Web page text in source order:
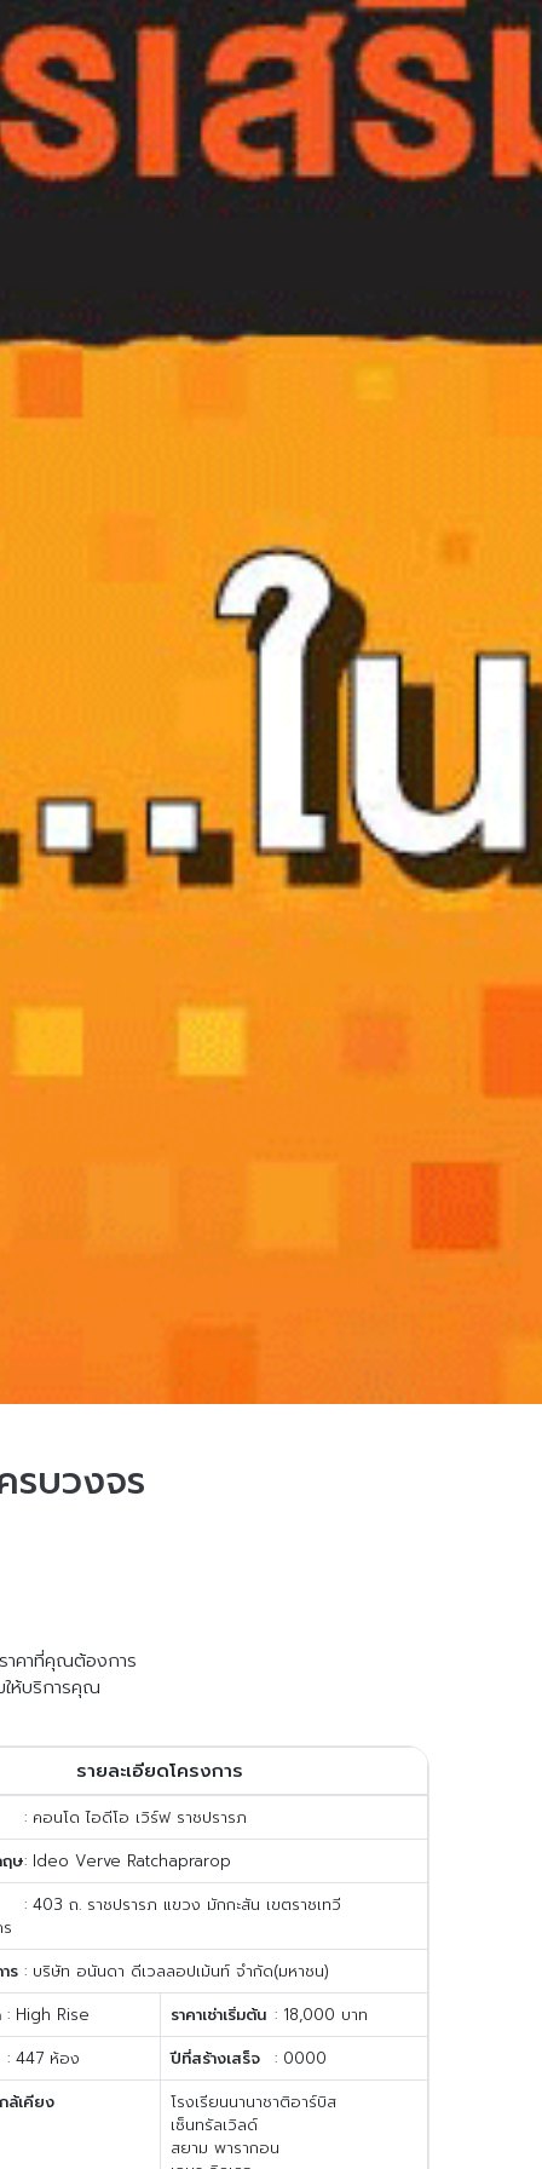
บวงจร
าคาที่คุณต้องการ
ห้บริการคุณ
รายละเอียดโครงการ
: คอนโด ไอดีโอ เวิร์ฟ ราชปรารภ
ษ: Ideo Verve Ratchaprarop
: 403 ถ. ราชปรารภ แขวง มักกะสัน เขตราชเทวี
ร : บริษัท อนันดา ดีเวลลอปเม้นท์ จํากัด(มหาชน)
: High Rise ราคาเช่าเริ่มต้น : 18,000 บาท
: 447 ห้อง
ปีที่สร้างเสร็จ
: 0000
ล้เคียง
โรงเรียนนานาชาติอาร์บิส
เซ็นทรัลเวิลด์
สยาม พารากอน